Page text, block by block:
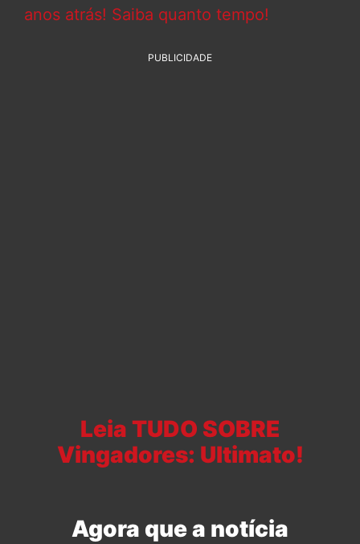
anos atrás! Saiba quanto tempo!
PUBLICIDADE
Leia TUDO SOBRE
Vingadores: Ultimato!
Agora que a notícia